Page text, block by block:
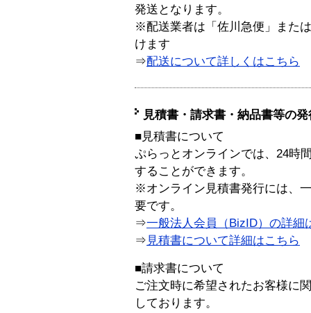
発送となります。
※配送業者は「佐川急便」また
けます
⇒配送について詳しくはこちら
見積書・請求書・納品書等の
■見積書について
ぷらっとオンラインでは、24時
することができます。
※オンライン見積書発行には、
要です。
⇒一般法人会員（BizID）の詳細
⇒ 見積書について詳細はこちら
■請求書について
ご注文時に希望されたお客様に
しております。